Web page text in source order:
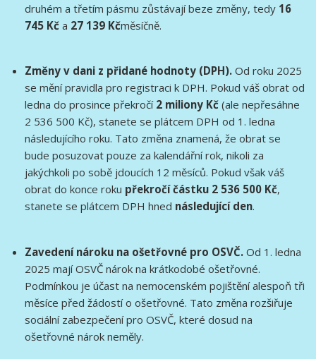
druhém a třetím pásmu zůstávají beze změny, tedy 16
745 Kč a 27 139 Kčměsíčně.
Změny v dani z přidané hodnoty (DPH).Od roku 2025
se mění pravidla pro registraci k DPH. Pokud váš obrat od
ledna do prosince překročí 2 miliony Kč (ale nepřesáhne
2 536 500 Kč), stanete se plátcem DPH od 1. ledna
následujícího roku. Tato změna znamená, že obrat se
bude posuzovat pouze za kalendářní rok, nikoli za
jakýchkoli po sobě jdoucích 12 měsíců. Pokud však váš
obrat do konce roku překročí částku 2 536 500 Kč,
stanete se plátcem DPH hned následující den.
Zavedení nároku na ošetřovné pro OSVČ.Od 1. ledna
2025 mají OSVČ nárok na krátkodobé ošetřovné.
Podmínkou je účast na nemocenském pojištění alespoň tři
měsíce před žádostí o ošetřovné. Tato změna rozšiřuje
sociální zabezpečení pro OSVČ, které dosud na
ošetřovné nárok neměly.